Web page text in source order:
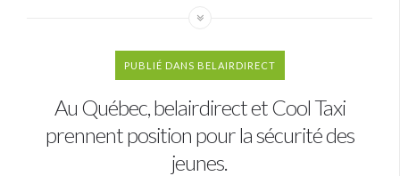
PUBLIÉ DANS BELAIRDIRECT
Au Québec, belairdirect et Cool Taxi
prennent position pour la sécurité des
jeunes.